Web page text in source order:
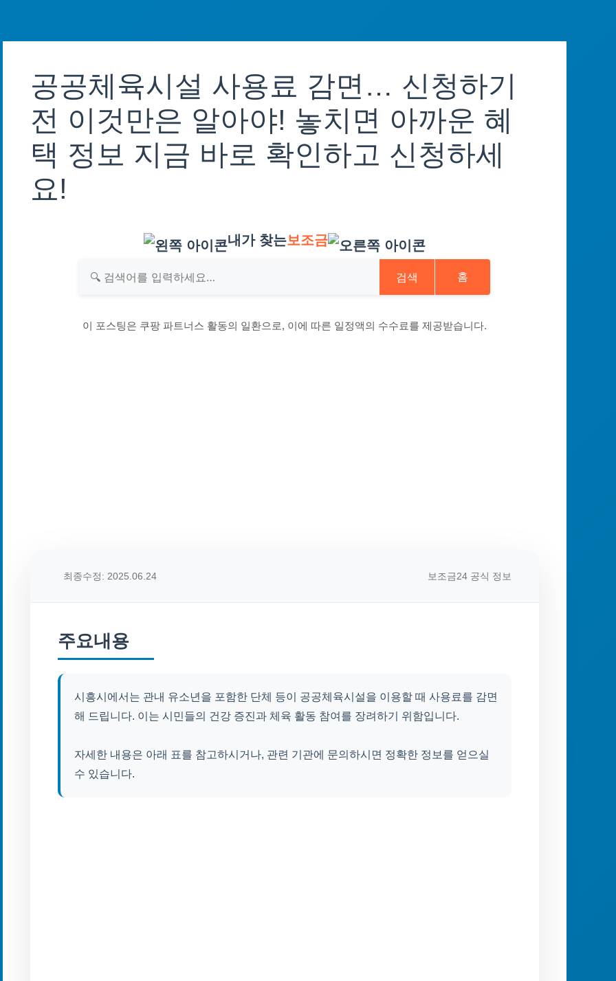
공공체육시설 사용료 감면… 신청하기
전 이것만은 알아야! 놓치면 아까운 혜
택 정보 지금 바로 확인하고 신청하세
요!
내가 찾는보조금
검색 홈
이 포스팅은 쿠팡 파트너스 활동의 일환으로, 이에 따른 일정액의 수수료를 제공받습니다.
최종수정: 2025.06.24 보조금24 공식 정보
주요내용
시흥시에서는 관내 유소년을 포함한 단체 등이 공공체육시설을 이용할 때 사용료를 감면
해 드립니다. 이는 시민들의 건강 증진과 체육 활동 참여를 장려하기 위함입니다.
자세한 내용은 아래 표를 참고하시거나, 관련 기관에 문의하시면 정확한 정보를 얻으실
수 있습니다.